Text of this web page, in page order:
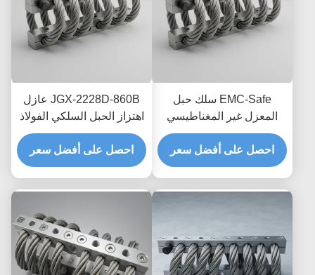
EMC-Safe سلك حبل
المعزل غير المغناطيسي
JGX-2228D-665B حامل
تبديد الصدمات العابر
للإلكترونيات الدقيقة
احصل على أفضل سعر
JGX-2228D-860B عازل
اهتزاز الحبل السلكي الفولاذ
المقاوم للصدأ حياة طويلة
الصناعية مستمع الصدمات
احصل على أفضل سعر